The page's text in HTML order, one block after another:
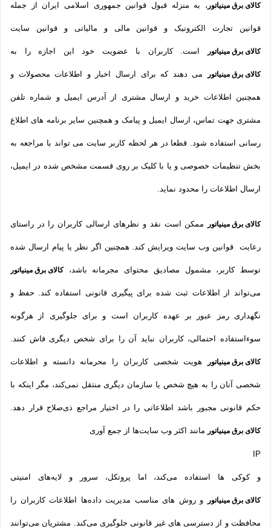
کالای برق مینیاتور ، به منزله قبول قوانین جمهوری اسلامی ایران از جمله
قوانین تجارت الکترونیک و قوانین مالی و مالیاتی و قوانین سایت
کالای برق مینیاتور است. کاربران با عضویت خود این اجازه را به
کالای برق مینیاتور می دهند که برای ارسال اخبار و اطلاعات محصولات و
همچنین اطلاعات خرید و ارسال مشتری از آدرس ایمیل و شماره تلفن
مشتری جهت تماس، ارسال ایمیل و پیامک و همچنین سایر برنامه های اطلاع
رسانی استفاده شود. قطعا در هر لحظه کاربر سایت می تواند با مراجعه به
بخش تنظیمات خصوصی و یا با کلیک بر روی قسمت مشخص شده در ایمیل،
ارسال اطلاعات را محدود نماید.
کالای برق مینیاتور ممکن است نقد و نظرهای ارسالی کاربران را در راستای
رعایت قوانین وب سایت ویرایش کند. همچنین اگر نظر یا پیام ارسال شده
توسط کاربر، مشمول مصادیق محتوای مجرمانه باشد،کالای برق مینیاتور
می‌تواند از اطلاعات ثبت شده برای پیگیری قانونی استفاده کند. حفظ و
نگهداری رمز عبور بر عهده کاربران است و برای جلوگیری از هرگونه
سوءاستفاده احتمالی، کاربران نباید آن را برای شخص دیگری فاش کنند.
کالای برق مینیاتور هویت شخصی کاربران را محرمانه دانسته و اطلاعات
شخصی آنان را به هیچ شخص یا سازمان دیگری منتقل نمی‌کند، مگر اینکه با
حکم قانونی مجبور باشد اطلاعاتی را در اختیار مراجع ذی‌صلاح قرار دهد.
کالای برق مینیاتور مانند اکثر وب سایت‌ها از جمع آوری
IP
و کوکی ‌ها استفاده می‌کند، اما پروتکل، سرور و لایه‌های امنیتی
کالای برق مینیاتور و روش‌ های مناسب مدیریت داده‌ها اطلاعات کاربران را
محافظت و از دسترسی‌ های غیر قانونی جلوگیری می‌کند. مشتریان می‌توانند